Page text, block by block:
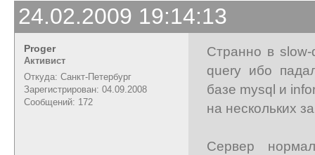
24.02.2009 19:14:13
Proger
Активист
Откуда: Санкт-Петербург
Зарегистрирован: 04.09.2008
Сообщений: 172
Странно в
query ибо
базе mysql и
на нескольких
Сервер